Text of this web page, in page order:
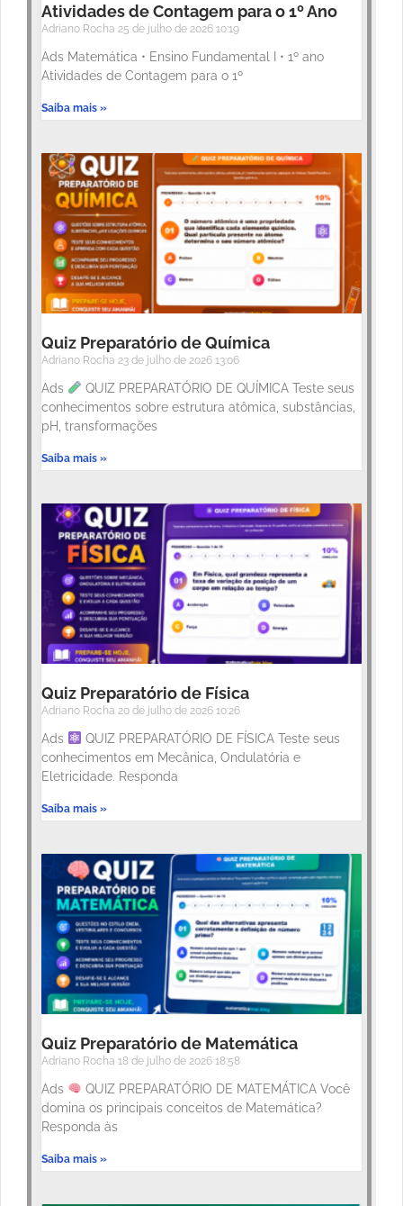
Atividades de Contagem para o 1º Ano
Adriano Rocha 25 de julho de 2026 10:19
Ads Matemática • Ensino Fundamental I • 1º ano
Atividades de Contagem para o 1º
Saiba mais »
Quiz Preparatório de Química
Adriano Rocha 23 de julho de 2026 13:06
Ads
QUIZ PREPARATÓRIO DE QUÍMICA Teste seus
conhecimentos sobre estrutura atômica, substâncias,
pH, transformações
Saiba mais »
Quiz Preparatório de Física
Adriano Rocha 20 de julho de 2026 10:26
Ads
QUIZ PREPARATÓRIO DE FÍSICA Teste seus
conhecimentos em Mecânica, Ondulatória e
Eletricidade. Responda
Saiba mais »
Quiz Preparatório de Matemática
Adriano Rocha 18 de julho de 2026 18:58
Ads
QUIZ PREPARATÓRIO DE MATEMÁTICA Você
domina os principais conceitos de Matemática?
Responda às
Saiba mais »